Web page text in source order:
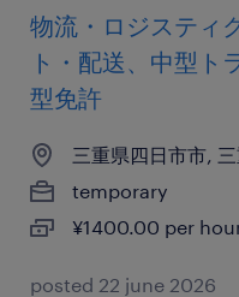
物流・ロジスティ
ト・配送、中型ト
型免許
三重県四日市市,
temporary
¥1400.00 per
posted 22 june 2026